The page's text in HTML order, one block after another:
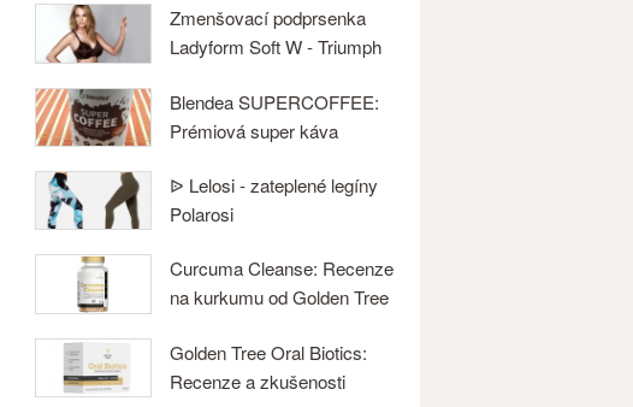
Zmenšovací podprsenka
Ladyform Soft W - Triumph
Blendea SUPERCOFFEE:
Prémiová super káva
ᐉ Lelosi - zateplené legíny
Polarosi
Curcuma Cleanse: Recenze
na kurkumu od Golden Tree
Golden Tree Oral Biotics:
Recenze a zkušenosti